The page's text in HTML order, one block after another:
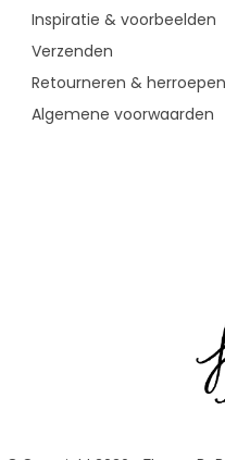
Inspiratie & voorbeelden
Verzenden
Retourneren & herroepen
Algemene voorwaarden